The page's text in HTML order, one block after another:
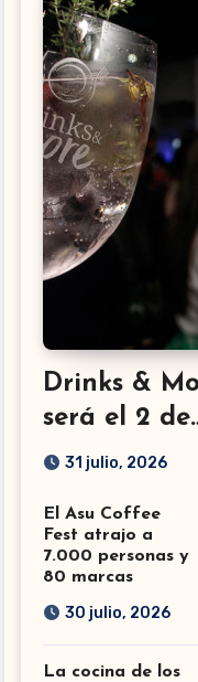
Drinks &
será el 2 de
setiembre
31 julio, 2026
El Asu Coffee
Fest atrajo a
7.000 personas y
80 marcas
30 julio, 2026
La cocina de los